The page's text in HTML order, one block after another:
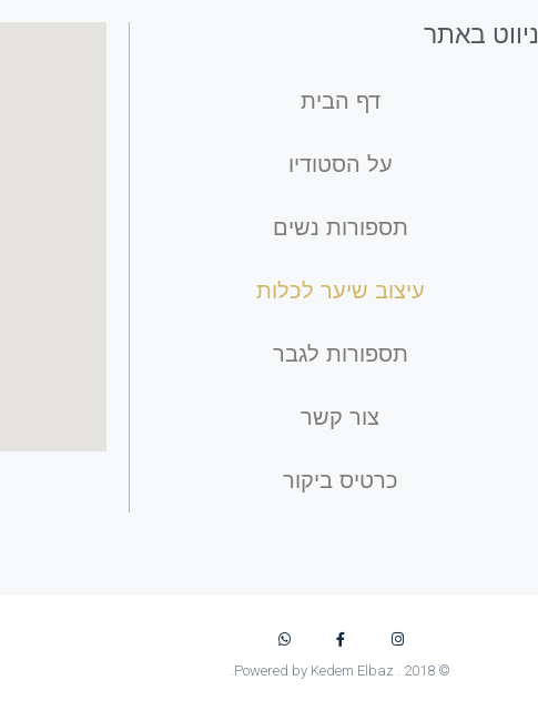
ניווט באתר
דף הבית
על הסטודיו
תספורות נשים
עיצוב שיער לכלות
תספורות לגבר
צור קשר
כרטיס ביקור
© 2018 . Powered by Kedem Elbaz.